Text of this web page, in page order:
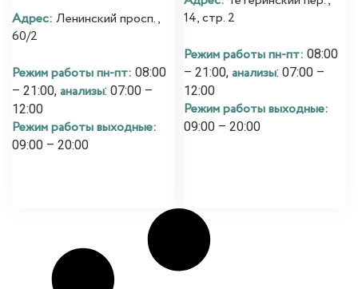
Адрес: Ленинский просп.,
60/2
Режим работы пн-пт: 08:00
– 21:00, анализы: 07:00 –
12:00
Режим работы выходные:
09:00 – 20:00
14, стр. 2
Режим работы пн-пт: 08:00
– 21:00, анализы: 07:00 –
12:00
Режим работы выходные:
09:00 – 20:00